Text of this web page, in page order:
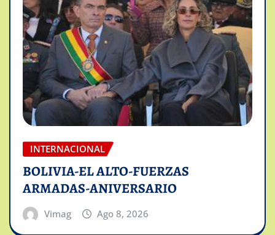
INTERNACIONAL
BOLIVIA-EL ALTO-FUERZAS
ARMADAS-ANIVERSARIO
Vimag Ago 8, 2026